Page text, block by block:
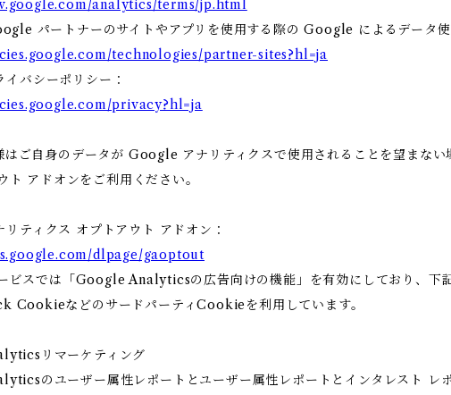
analytics/terms/jp.html
パートナーのサイトやアプリを使用する際の Google によるデータ使
technologies/partner-sites?hl=ja
バシーポリシー：
privacy?hl=ja
はご自身のデータが Google アナリティクスで使用されることを望まな
ト アドオンをご利用ください。
ティクス オプトアウト アドオン：
dlpage/gaoptout
ービスでは「Google Analyticsの広告向けの機能」を有効にしており、下
などのサードパーティCookieを利用しています。
リマーケティング
のユーザー属性レポートとユーザー属性レポートとインタレスト レ